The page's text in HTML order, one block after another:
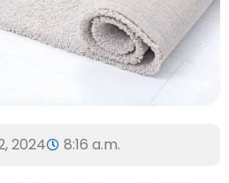
2024 8:16 a.m.